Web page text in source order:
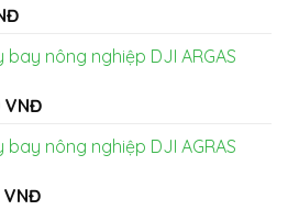
bay nông nghiệp DJI ARGAS
VNĐ
bay nông nghiệp DJI AGRAS
VNĐ